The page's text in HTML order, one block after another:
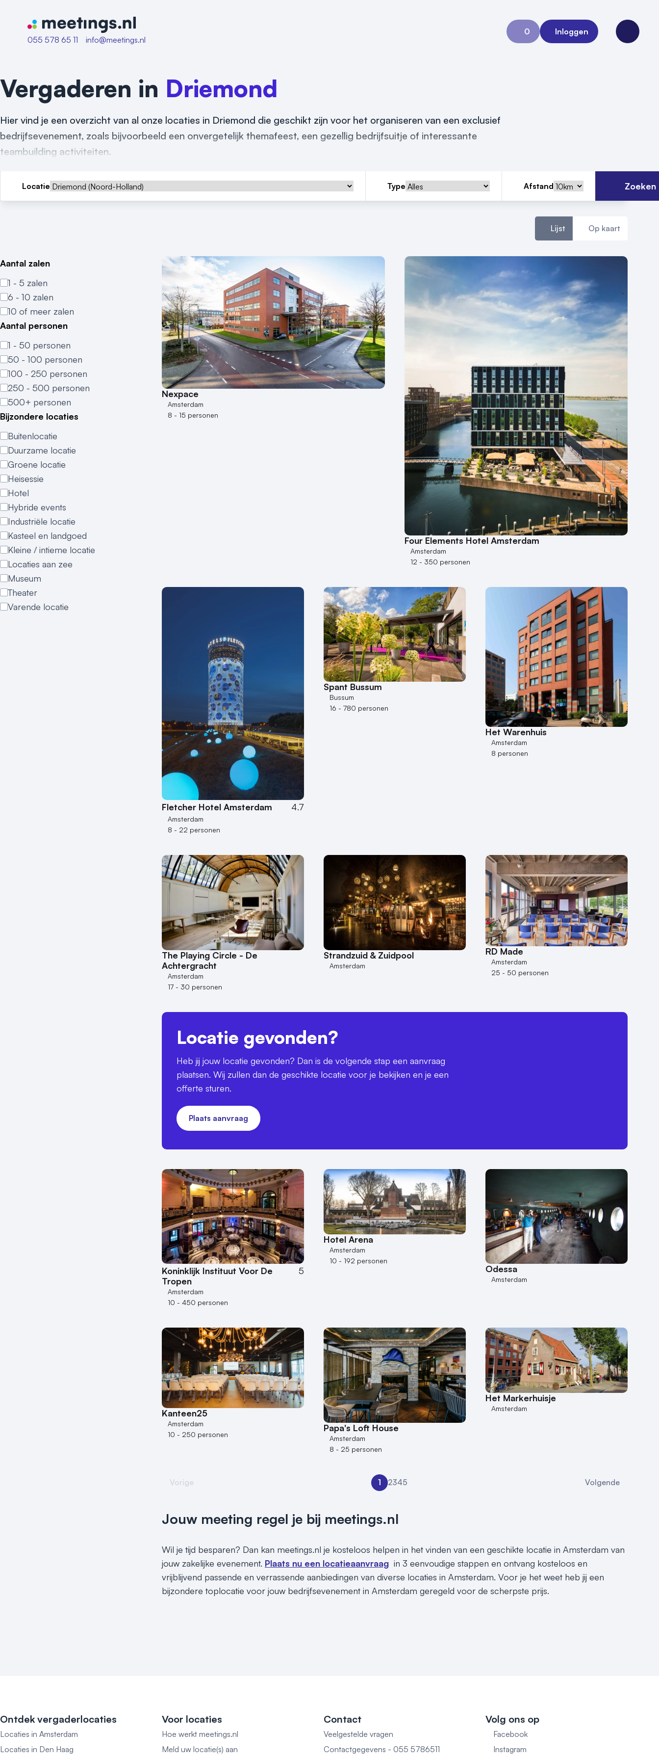
Naar home van Meetings
055 578 65 11
info@meetings.nl
0
Aanvraag 0
Inloggen
Open
Vergaderen in Driemond
Hier vind je een overzicht van al onze locaties in Driemond die geschikt zijn voor het organiseren van een exclusief
bedrijfsevenement, zoals bijvoorbeeld een onvergetelijk themafeest, een gezellig bedrijfsuitje of interessante
teambuilding activiteiten.
Locatie Type Afstand Zoeken
Lijst Op kaart
Aantal zalen
1 - 5 zalen
6 - 10 zalen
10 of meer zalen
Aantal personen
1 - 50 personen
50 - 100 personen
100 - 250 personen
250 - 500 personen
500+ personen
Bijzondere locaties
Buitenlocatie
Duurzame locatie
Groene locatie
Heisessie
Hotel
Hybride events
Industriële locatie
Kasteel en landgoed
Kleine / intieme locatie
Locaties aan zee
Museum
Theater
Varende locatie
Nexpace
Amsterdam
8 - 15 personen
Four Elements Hotel Amsterdam
Amsterdam
12 - 350 personen
Fletcher Hotel Amsterdam 4.7
Amsterdam
8 - 22 personen
Spant Bussum
Bussum
16 - 780 personen
Het Warenhuis
Amsterdam
8 personen
The Playing Circle - De
Achtergracht
Amsterdam
17 - 30 personen
Strandzuid & Zuidpool
Amsterdam
RD Made
Amsterdam
25 - 50 personen
Locatie gevonden?
Heb jij jouw locatie gevonden? Dan is de volgende stap een aanvraag
plaatsen. Wij zullen dan de geschikte locatie voor je bekijken en je een
offerte sturen.
Plaats aanvraag
Koninklijk Instituut Voor De
Tropen
5
Amsterdam
10 - 450 personen
Hotel Arena
Amsterdam
10 - 192 personen
Odessa
Amsterdam
Kanteen25
Amsterdam
10 - 250 personen
Papa's Loft House
Amsterdam
8 - 25 personen
Het Markerhuisje
Amsterdam
Vorige 1 2345 Volgende
Jouw meeting regel je bij meetings.nl
Wil je tijd besparen? Dan kan meetings.nl je kosteloos helpen in het vinden van een geschikte locatie in Amsterdam van
jouw zakelijke evenement. Plaats nu een locatieaanvraag in 3 eenvoudige stappen en ontvang kosteloos en
vrijblijvend passende en verrassende aanbiedingen van diverse locaties in Amsterdam. Voor je het weet heb jij een
bijzondere toplocatie voor jouw bedrijfsevenement in Amsterdam geregeld voor de scherpste prijs.
Ontdek vergaderlocaties
Locaties in Amsterdam
Locaties in Den Haag
Voor locaties
Hoe werkt meetings.nl
Meld uw locatie(s) aan
Contact
Veelgestelde vragen
Contactgegevens - 055 5786511
Volg ons op
Facebook
Instagram